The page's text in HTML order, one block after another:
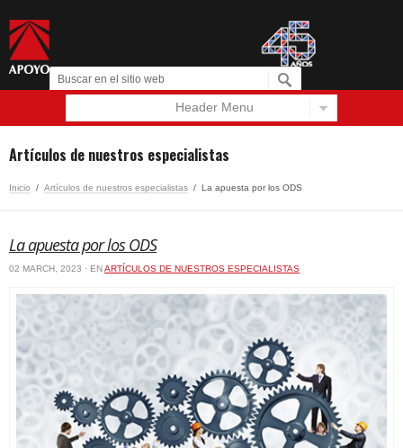
Header Menu
Artículos de nuestros especialistas
Inicio / Artículos de nuestros especialistas / La apuesta por los ODS
La apuesta por los ODS
02 MARCH, 2023 · ENARTÍCULOS DE NUESTROS ESPECIALISTAS